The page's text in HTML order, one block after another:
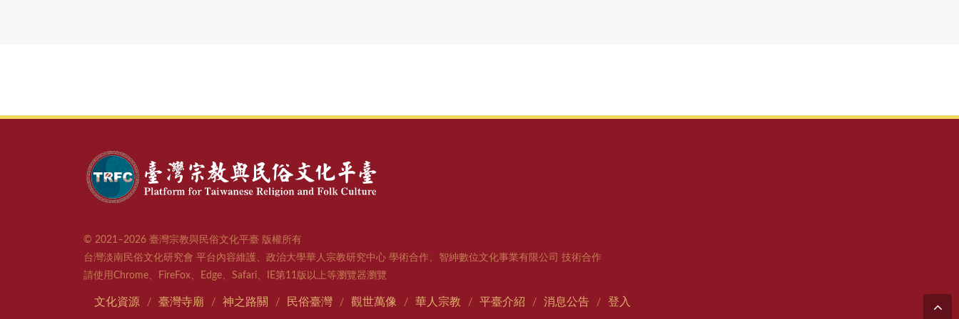
文化資源 / 臺灣寺廟 / 神之路關 / 民俗臺灣 / 觀世萬像 / 華人宗教 / 平臺介紹 / 消息公告 / 登入
© 2021–2026 臺灣宗教與民俗文化平臺 版權所有
台灣淡南民俗文化研究會 平台內容維護、政治大學華人宗教研究中心 學術合作、智紳數位文化事業有限公司 技術合作
請使用Chrome、FireFox、Edge、Safari、IE第11版以上等瀏覽器瀏覽